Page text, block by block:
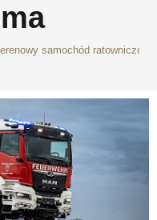
samochód ratowniczo-